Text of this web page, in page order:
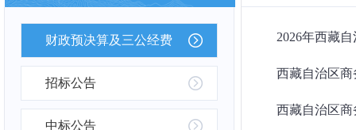
财政预决算及三公经费
招标公告
中标公告
2026年西藏
西藏自治区商
西藏自治区商